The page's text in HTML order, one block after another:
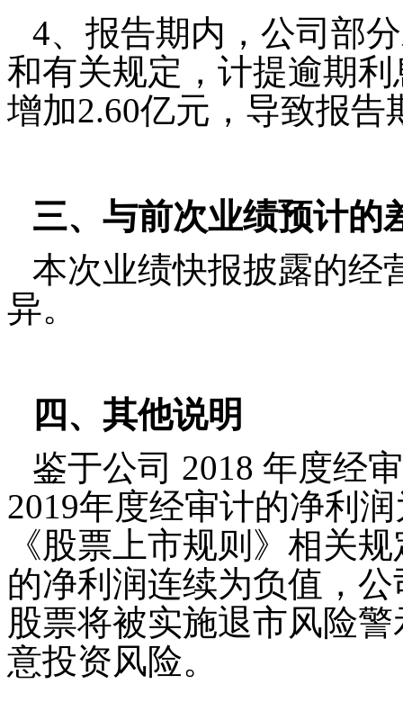
4、报告期内，公司部
和有关规定，计提逾期
增加2.60亿元，导致报告
三、与前次业绩预计的
本次业绩快报披露的经
异。
四、其他说明
鉴于公司 2018 年度经
2019年度经审计的净利
《股票上市规则》相关
的净利润连续为负值，公
股票将被实施退市风险警
意投资风险。